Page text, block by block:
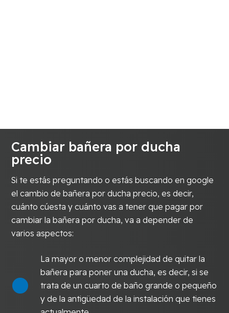
Cambiar bañera por ducha
precio
Si te estás preguntando o estás buscando en google
el cambio de bañera por ducha precio, es decir,
cuánto cúesta y cuánto vas a tener que pagar por
cambiar la bañera por ducha, va a depender de
varios aspectos:
La mayor o menor complejidad de quitar la
bañera para poner una ducha, es decir, si se
trata de un cuarto de baño grande o pequeño
y de la antigüedad de la instalación que tienes